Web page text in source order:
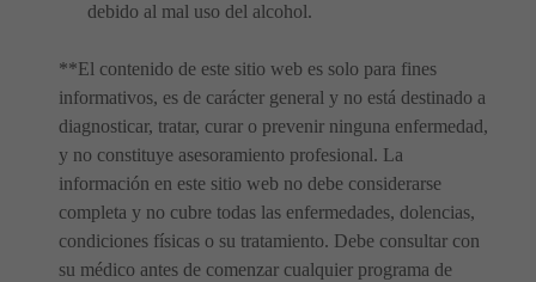
debido al mal uso del alcohol.
**El contenido de este sitio web es solo para fines
informativos, es de carácter general y no está destinado a
diagnosticar, tratar, curar o prevenir ninguna enfermedad,
y no constituye asesoramiento profesional. La
información en este sitio web no debe considerarse
completa y no cubre todas las enfermedades, dolencias,
condiciones físicas o su tratamiento. Debe consultar con
su médico antes de comenzar cualquier programa de